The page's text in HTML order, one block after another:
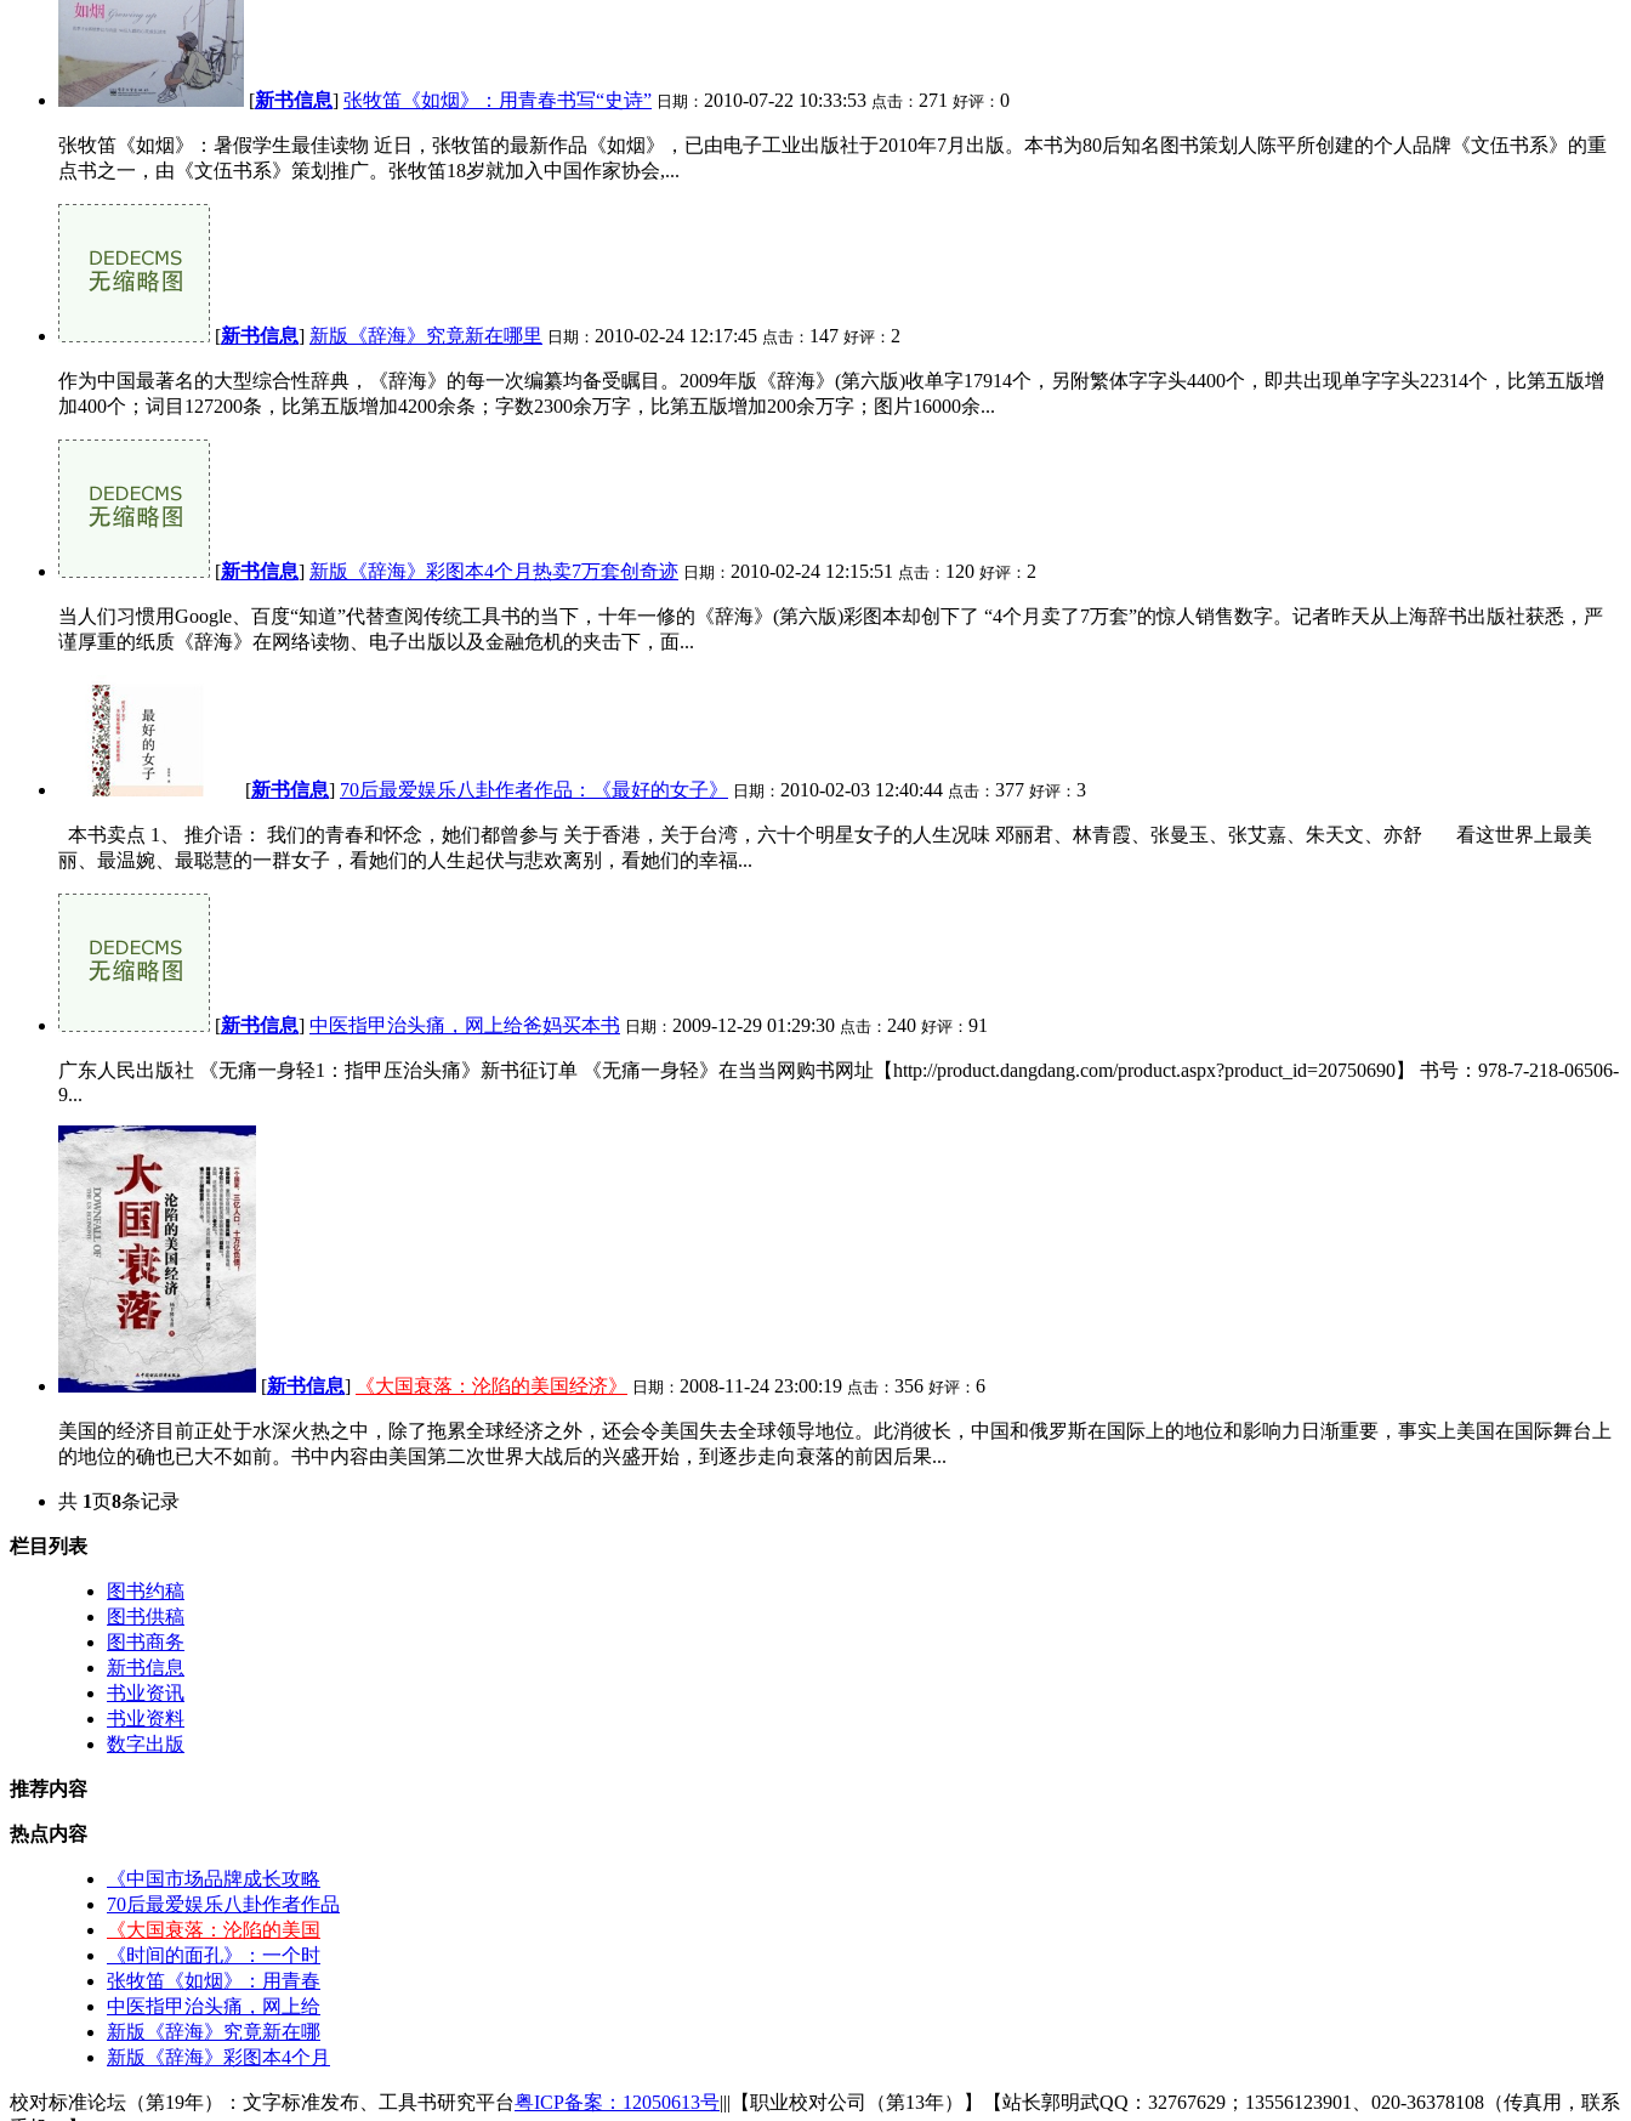
[新书信息] 张牧笛《如烟》：用青春书写“史诗” 日期： 2010-07-22 10:33:53 点击： 271 好评： 0
张牧笛《如烟》：暑假学生最佳读物 近日，张牧笛的最新作品《如烟》，已由电子工业出版社于2010年7月出版。本书为80后知名图书策划人陈平所创建的个人品牌《文伍书系》的重
点书之一，由《文伍书系》策划推广。张牧笛18岁就加入中国作家协会,...
[新书信息] 新版《辞海》究竟新在哪里 日期： 2010-02-24 12:17:45 点击： 147 好评： 2
作为中国最著名的大型综合性辞典，《辞海》的每一次编纂均备受瞩目。2009年版《辞海》(第六版)收单字17914个，另附繁体字字头4400个，即共出现单字字头22314个，比第五版增
加400个；词目127200条，比第五版增加4200余条；字数2300余万字，比第五版增加200余万字；图片16000余...
[新书信息] 新版《辞海》彩图本4个月热卖7万套创奇迹 日期： 2010-02-24 12:15:51 点击： 120 好评： 2
当人们习惯用Google、百度“知道”代替查阅传统工具书的当下，十年一修的《辞海》(第六版)彩图本却创下了 “4个月卖了7万套”的惊人销售数字。记者昨天从上海辞书出版社获悉，严
谨厚重的纸质《辞海》在网络读物、电子出版以及金融危机的夹击下，面...
[新书信息] 70后最爱娱乐八卦作者作品：《最好的女子》 日期： 2010-02-03 12:40:44 点击： 377 好评： 3
本书卖点 1、 推介语： 我们的青春和怀念，她们都曾参与 关于香港，关于台湾，六十个明星女子的人生况味 邓丽君、林青霞、张曼玉、张艾嘉、朱天文、亦舒 看这世界上最美
丽、最温婉、最聪慧的一群女子，看她们的人生起伏与悲欢离别，看她们的幸福...
[新书信息] 中医指甲治头痛，网上给爸妈买本书 日期： 2009-12-29 01:29:30 点击： 240 好评： 91
广东人民出版社 《无痛一身轻1：指甲压治头痛》新书征订单 《无痛一身轻》在当当网购书网址【http://product.dangdang.com/product.aspx?product_id=20750690】 书号：978-7-218-06506-
9...
[新书信息] 《大国衰落：沦陷的美国经济》 日期： 2008-11-24 23:00:19 点击： 356 好评： 6
美国的经济目前正处于水深火热之中，除了拖累全球经济之外，还会令美国失去全球领导地位。此消彼长，中国和俄罗斯在国际上的地位和影响力日渐重要，事实上美国在国际舞台上
的地位的确也已大不如前。书中内容由美国第二次世界大战后的兴盛开始，到逐步走向衰落的前因后果...
共 1页8条记录
栏目列表
图书约稿
图书供稿
图书商务
新书信息
书业资讯
书业资料
数字出版
推荐内容
热点内容
《中国市场品牌成长攻略
70后最爱娱乐八卦作者作品
《大国衰落：沦陷的美国
《时间的面孔》：一个时
张牧笛《如烟》：用青春
中医指甲治头痛，网上给
新版《辞海》究竟新在哪
新版《辞海》彩图本4个月
校对标准论坛（第19年）：文字标准发布、工具书研究平台粤ICP备案：12050613号|||【职业校对公司（第13年）】【站长郭明武QQ：32767629；13556123901、020-36378108（传真用，联系